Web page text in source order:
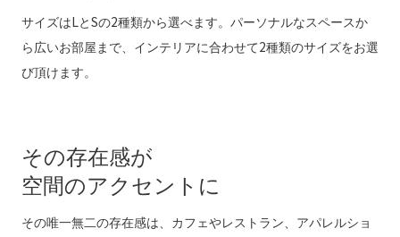
サイズはLとSの2種類から選べます。パーソナルなスペースか
ら広いお部屋まで、インテリアに合わせて2種類のサイズをお選
び頂けます。
その存在感が
空間のアクセントに
その唯一無二の存在感は、カフェやレストラン、アパレルショ